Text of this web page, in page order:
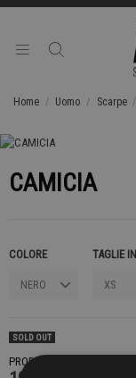
Home Uomo Scarpe
CAMICIA
COLORE TAGLIE
SOLD OUT
PRODOTTO NON